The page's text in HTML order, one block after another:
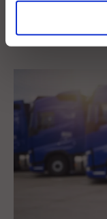
współpracę z
poznasz
przygotujesz się